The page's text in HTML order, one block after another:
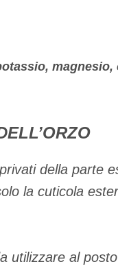
della parte
la cuticola
utilizzare al